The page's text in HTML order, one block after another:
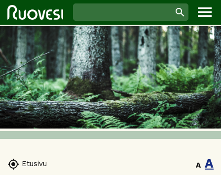
 Etusivu A A